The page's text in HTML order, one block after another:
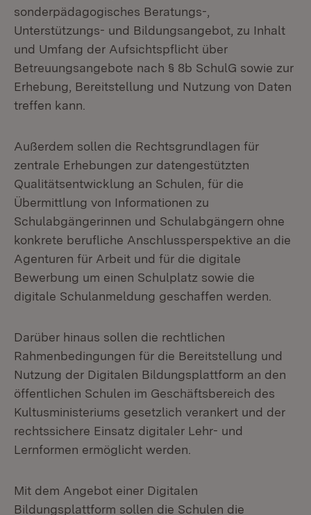
sonderpädagogisches Beratungs-,
Unterstützungs- und Bildungsangebot, zu Inhalt
und Umfang der Aufsichtspflicht über
Betreuungsangebote nach § 8b SchulG sowie zur
Erhebung, Bereitstellung und Nutzung von Daten
treffen kann.
Außerdem sollen die Rechtsgrundlagen für
zentrale Erhebungen zur datengestützten
Qualitätsentwicklung an Schulen, für die
Übermittlung von Informationen zu
Schulabgängerinnen und Schulabgängern ohne
konkrete berufliche Anschlussperspektive an die
Agenturen für Arbeit und für die digitale
Bewerbung um einen Schulplatz sowie die
digitale Schulanmeldung geschaffen werden.
Darüber hinaus sollen die rechtlichen
Rahmenbedingungen für die Bereitstellung und
Nutzung der Digitalen Bildungsplattform an den
öffentlichen Schulen im Geschäftsbereich des
Kultusministeriums gesetzlich verankert und der
rechtssichere Einsatz digitaler Lehr- und
Lernformen ermöglicht werden.
Mit dem Angebot einer Digitalen
Bildungsplattform sollen die Schulen die